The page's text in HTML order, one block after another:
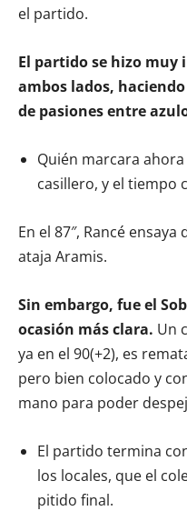
el partido.
El partido se hizo muy
ambos lados,
de pasiones entre
Quién marcara
casillero, y el tiempo
En el 87″, Rancé
ataja Aramis.
Sin embargo, fue el
ocasión más clara. Un
ya en el 90(+2), es
pero bien colocado y
mano para poder
El partido termina
los locales, que el
pitido final.